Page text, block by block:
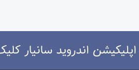
اپلیکیشن اندروید سانیار